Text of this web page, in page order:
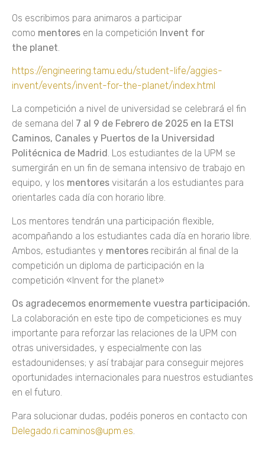
Os escribimos para animaros a participar
como mentores en la competición Invent for
the planet
https://engineering.tamu.edu/student-life/aggies-
invent/events/invent-for-the-planet/index.html
La competición a nivel de universidad se celebrará el fin
de semana del 7 al 9 de Febrero de 2025 en la ETSI
Caminos, Canales y Puertos de la Universidad
Politécnica de Madrid . Los estudiantes de la UPM se
sumergirán en un fin de semana intensivo de trabajo en
equipo, y los mentores visitarán a los estudiantes para
orientarles cada día con horario libre.
Los mentores tendrán una participación flexible,
acompañando a los estudiantes cada día en horario libre.
Ambos, estudiantes y mentores recibirán al final de la
competición un diploma de participación en la
competición «Invent for the planet»
Os agradecemos enormemente vuestra participación.
La colaboración en este tipo de competiciones es muy
importante para reforzar las relaciones de la UPM con
otras universidades, y especialmente con las
estadounidenses; y así trabajar para conseguir mejores
oportunidades internacionales para nuestros estudiantes
en el futuro.
Para solucionar dudas, podéis poneros en contacto con
Delegado.ri.caminos@upm.es